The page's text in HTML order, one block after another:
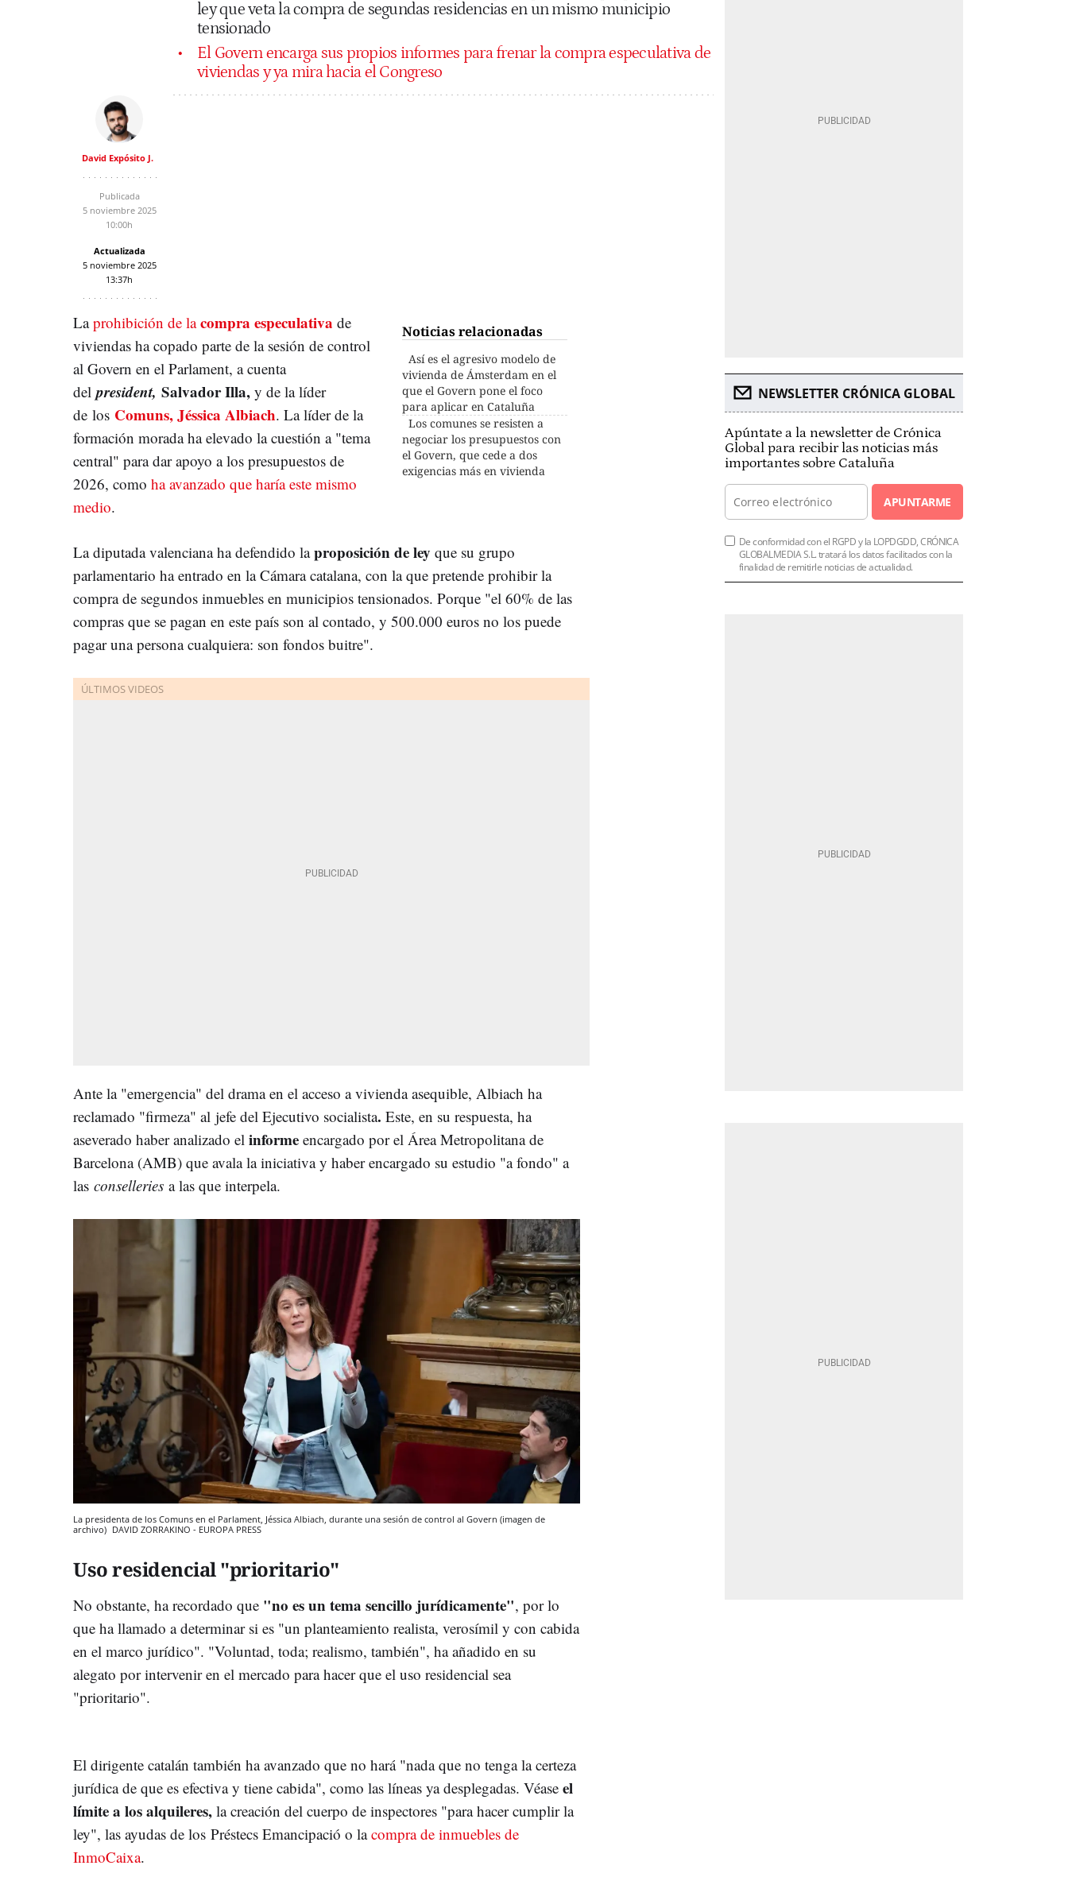
ley que veta la compra de segundas residencias en un mismo municipio
tensionado
El Govern encarga sus propios informes para frenar la compra especulativa de
viviendas y ya mira hacia el Congreso
David Expósito J.
Publicada
5 noviembre 2025
10:00h
Actualizada
5 noviembre 2025
13:37h
Noticias relacionadas
Así es el agresivo modelo de
vivienda de Ámsterdam en el
que el Govern pone el foco
para aplicar en Cataluña
Los comunes se resisten a
negociar los presupuestos con
el Govern, que cede a dos
exigencias más en vivienda
Laprohibición de lacompra especulativa de
viviendas ha copado parte de la sesión de control
al Govern en el Parlament, a cuenta
del president, Salvador Illa, y de la líder
de los Comuns, Jéssica Albiach. La líder de la
formación morada ha elevado la cuestión a "tema
central" para dar apoyo a los presupuestos de
2026, como ha avanzado que haría este mismo
medio.
La diputada valenciana ha defendido laproposición de ley que su grupo
parlamentario ha entrado en la Cámara catalana, con la que pretende prohibir la
compra de segundos inmuebles en municipios tensionados. Porque "el 60% de las
compras que se pagan en este país son al contado, y 500.000 euros no los puede
pagar una persona cualquiera: son fondos buitre".
Ante la "emergencia" del drama en el acceso a vivienda asequible, Albiach ha
reclamado "firmeza" al jefe del Ejecutivo socialista. Este, en su respuesta, ha
aseverado haber analizado el informe encargado por el Área Metropolitana de
Barcelona (AMB) que avala la iniciativa y haber encargado su estudio "a fondo" a
las conselleries a las que interpela.
La presidenta de los Comuns en el Parlament, Jéssica Albiach, durante una sesión de control al Govern (imagen de
archivo) DAVID ZORRAKINO - EUROPA PRESS
Uso residencial "prioritario"
No obstante, ha recordado que "no es un tema sencillo jurídicamente", por lo
que ha llamado a determinar si es "un planteamiento realista, verosímil y con cabida
en el marco jurídico". "Voluntad, toda; realismo, también", ha añadido en su
alegato por intervenir en el mercado para hacer que el uso residencial sea
"prioritario".
El dirigente catalán también ha avanzado que no hará "nada que no tenga la certeza
jurídica de que es efectiva y tiene cabida", como las líneas ya desplegadas. Véase el
límite a los alquileres, la creación del cuerpo de inspectores "para hacer cumplir la
ley", las ayudas de los Préstecs Emancipació o lacompra de inmuebles de
InmoCaixa.
NEWSLETTER CRÓNICA GLOBAL
Apúntate a la newsletter de Crónica
Global para recibir las noticias más
importantes sobre Cataluña
APUNTARME
De conformidad con el RGPD y la LOPDGDD, CRÓNICA
GLOBALMEDIA S.L. tratará los datos facilitados con la
finalidad de remitirle noticias de actualidad.